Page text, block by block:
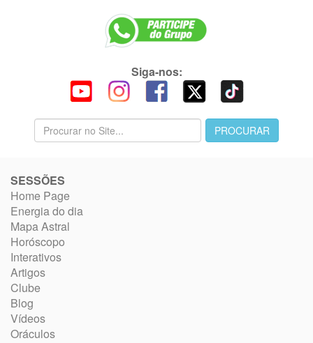
Siga-nos:
SESSÕES
Home Page
Energia do dia
Mapa Astral
Horóscopo
Interativos
Artigos
Clube
Blog
Vídeos
Oráculos